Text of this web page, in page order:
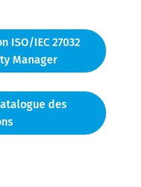
ISO/IEC 27032
Manager
des